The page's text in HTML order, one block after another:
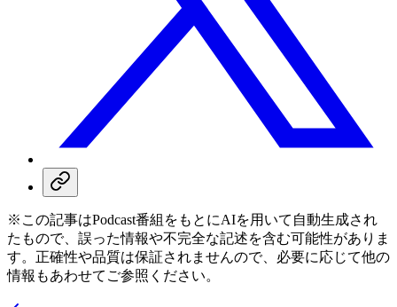
※この記事はPodcast番組をもとにAIを用いて自動生成され
たもので、誤った情報や不完全な記述を含む可能性がありま
す。正確性や品質は保証されませんので、必要に応じて他の
情報もあわせてご参照ください。